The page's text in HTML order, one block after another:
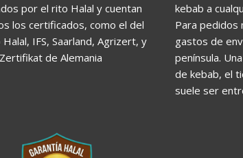
por el rito Halal y cuentan
los certificados, como el del
IFS, Saarland, Agrizert, y
de Alemania
kebab a
Para pedidos
gastos de
península.
de kebab, el
suele ser